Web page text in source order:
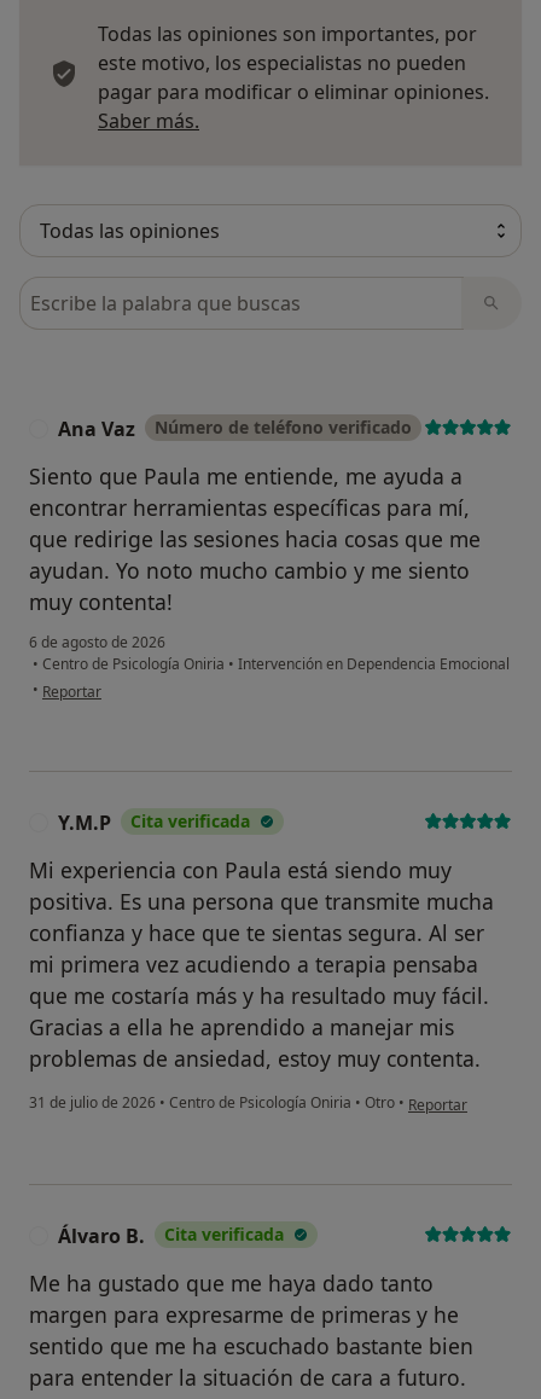
Todas las opiniones son importantes, por
este motivo, los especialistas no pueden
pagar para modificar o eliminar opiniones.
Saber más.
Busca en opiniones
Ana Vaz Número de teléfono verificado
Siento que Paula me entiende, me ayuda a
encontrar herramientas específicas para mí,
que redirige las sesiones hacia cosas que me
ayudan. Yo noto mucho cambio y me siento
muy contenta!
6 de agosto de 2026
• Centro de Psicología Oniria • Intervención en Dependencia Emocional
• en opinión del usuario Ana Vaz
Reportar
Y.M.P Cita verificada
Mi experiencia con Paula está siendo muy
positiva. Es una persona que transmite mucha
confianza y hace que te sientas segura. Al ser
mi primera vez acudiendo a terapia pensaba
que me costaría más y ha resultado muy fácil.
Gracias a ella he aprendido a manejar mis
problemas de ansiedad, estoy muy contenta.
31 de julio de 2026 • Centro de Psicología Oniria • Otro • en opinión del
Reportar
Álvaro B. Cita verificada
Me ha gustado que me haya dado tanto
margen para expresarme de primeras y he
sentido que me ha escuchado bastante bien
para entender la situación de cara a futuro.